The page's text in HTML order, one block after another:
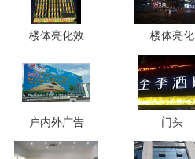
楼体亮化效 楼体亮化
户内外广告 门头